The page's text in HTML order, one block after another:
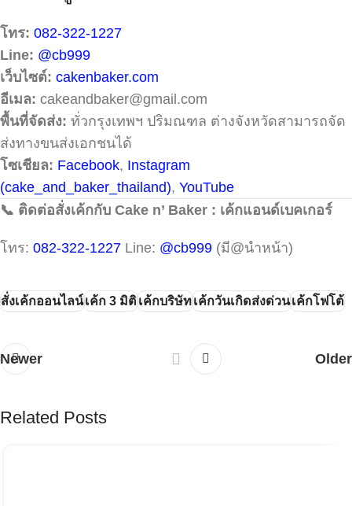
โทร: 082-322-1227
Line: @cb999
เว็บไซต์: cakenbaker.com
อีเมล: cakeandbaker@gmail.com
พื้นที่จัดส่ง: ทั่วกรุงเทพฯ ปริมณฑล ต่างจังหวัดสามารถจัด
ส่งทางขนส่งเอกชนได้
โซเชียล: Facebook, Instagram
(cake_and_baker_thailand), YouTube
📞 ติดต่อสั่งเค้กกับ Cake n’ Baker : เค้กแอนด์เบคเกอร์
โทร: 082-322-1227 Line: @cb999 (มี@นำหน้า)
สั่งเค้กออนไลน์เค้ก 3 มิติเค้กบริษัทเค้กวันเกิดส่งด่วนเค้กโฟโต้
Newer Older
Related Posts